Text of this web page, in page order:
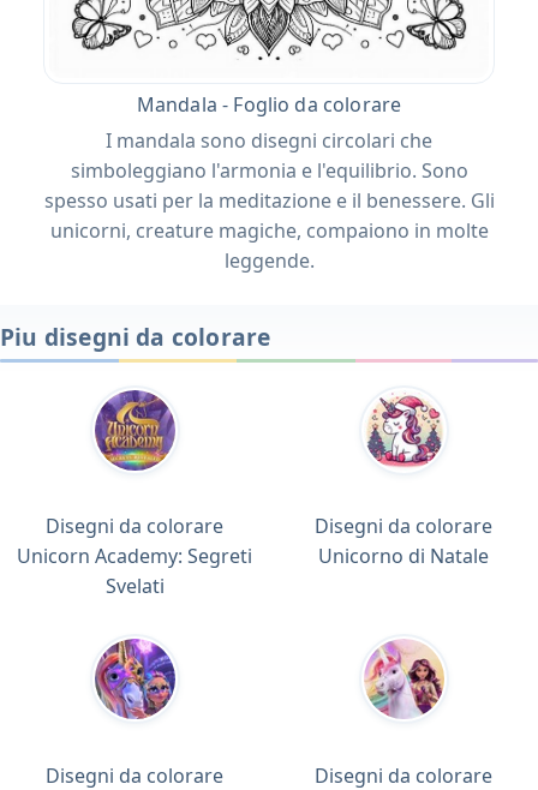
Mandala - Foglio da colorare
I mandala sono disegni circolari che
simboleggiano l'armonia e l'equilibrio. Sono
spesso usati per la meditazione e il benessere. Gli
unicorni, creature magiche, compaiono in molte
leggende.
Piu disegni da colorare
Disegni da colorare
Unicorn Academy: Segreti
Svelati
Disegni da colorare
Unicorno di Natale
Disegni da colorare
Disegni da colorare